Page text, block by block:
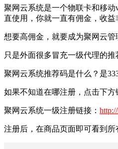
聚网云系统是一个物联卡和移
直使用，你就一直有佣金，收益
想要高佣金，就要成为聚网云
只是外面很多冒充一级代理的
聚网云系统推荐码是什么？是
如果不知道在哪注册，点击下方
聚网云系统一级注册链接：
注册后，在商品页面即可看到